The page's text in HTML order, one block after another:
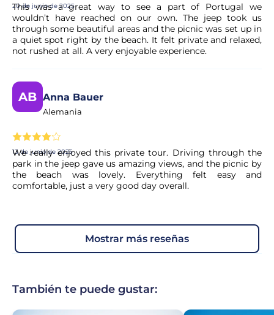
20 de junio de 2025
This was a great way to see a part of Portugal we
wouldn’t have reached on our own. The jeep took us
through some beautiful areas and the picnic was set up in
a quiet spot right by the beach. It felt private and relaxed,
not rushed at all. A very enjoyable experience.
AB Anna Bauer
Alemania
13 de junio de 2025
We really enjoyed this private tour. Driving through the
park in the jeep gave us amazing views, and the picnic by
the beach was lovely. Everything felt easy and
comfortable, just a very good day overall.
mostrar más reseñas
También te puede gustar: